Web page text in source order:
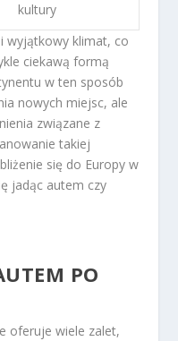
kultury
wyjątkowy klimat, co
ciekawą formą
w ten sposób
nowych miejsc, ale
związane z
takiej
się do Europy w
jadąc autem czy
PO
oferuje wiele zalet,